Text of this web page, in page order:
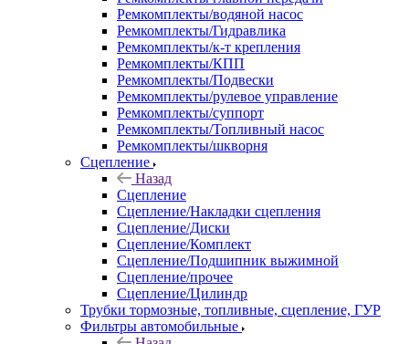
Ремкомплекты/водяной насос
Ремкомплекты/Гидравлика
Ремкомплекты/к-т крепления
Ремкомплекты/КПП
Ремкомплекты/Подвески
Ремкомплекты/рулевое управление
Ремкомплекты/суппорт
Ремкомплекты/Топливный насос
Ремкомплекты/шкворня
Сцепление
Назад
Сцепление
Сцепление/Накладки сцепления
Сцепление/Диски
Сцепление/Комплект
Сцепление/Подшипник выжимной
Сцепление/прочее
Сцепление/Цилиндр
Трубки тормозные, топливные, сцепление, ГУР
Фильтры автомобильные